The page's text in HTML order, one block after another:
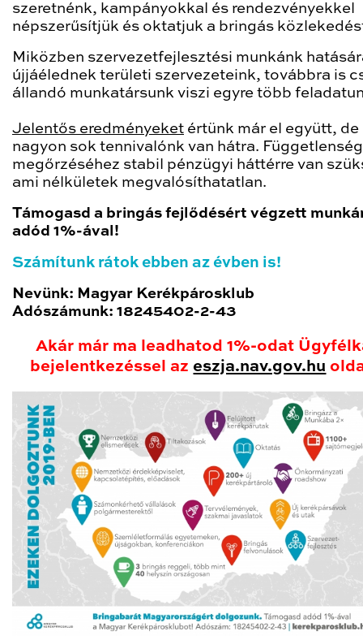
szeretnénk, kampányokkal és rendezvényekkel
népszerűsítjük és oktatjuk a bringás
Miközben szervezetfejlesztési munkánk
újjáélednek területi szervezeteink, továbbra is
állandó munkatársunk viszi egyre több
Jelentős eredményeket értünk már el együtt, de
nagyon sok tennivalónk van hátra.
megőrzéséhez stabil pénzügyi háttérre van
ami nélkületek megvalósíthatatlan.
Támogasd a bringás fejlődésért végzett
adód 1%-ával!
Számítunk rátok ebben az évben is!
Nevünk: Magyar Kerékpárosklub
Adószámunk: 18245402-2-43
Akár már ma leadhatod 1%-odat
bejelentkezéssel az eszja.nav.gov.hu